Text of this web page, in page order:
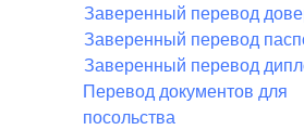
Заверенный перевод
Заверенный перевод
Заверенный перевод
Перевод документов для
посольства